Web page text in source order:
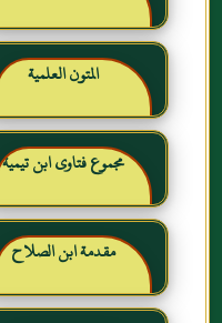
المتون العلمية
مجموع فتاوى ابن تيمية
مقدمة ابن الصلاح